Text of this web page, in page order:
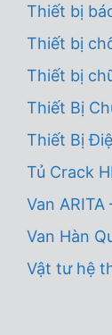
Thiết bị
Thiết bị
Thiết bị
Thiết Bị
Thiết Bị
Tủ Crack
Van ARITA
Van Hàn
Vật tư hệ